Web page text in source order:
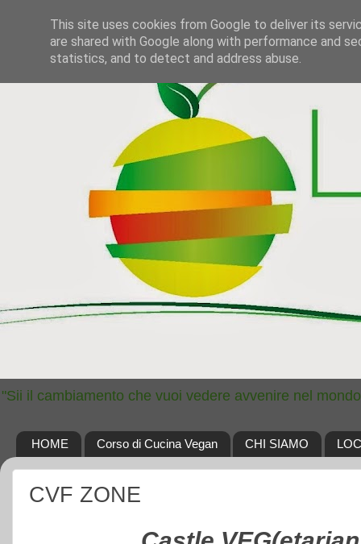
"Sii il cambiamento che vuoi vedere avvenire nel
HOME Corso di Cucina Vegan CHI SIAMO
CVF ZONE
This site uses cookies from Google to deliver its
are shared with Google along with performance and
statistics, and to detect and address abuse.